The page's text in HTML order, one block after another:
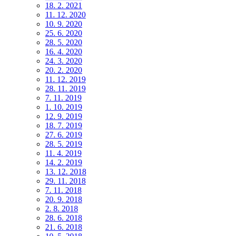
18. 2. 2021
11. 12. 2020
10. 9. 2020
25. 6. 2020
28. 5. 2020
16. 4. 2020
24. 3. 2020
20. 2. 2020
11. 12. 2019
28. 11. 2019
7. 11. 2019
1. 10. 2019
12. 9. 2019
18. 7. 2019
27. 6. 2019
28. 5. 2019
11. 4. 2019
14. 2. 2019
13. 12. 2018
29. 11. 2018
7. 11. 2018
20. 9. 2018
2. 8. 2018
28. 6. 2018
21. 6. 2018